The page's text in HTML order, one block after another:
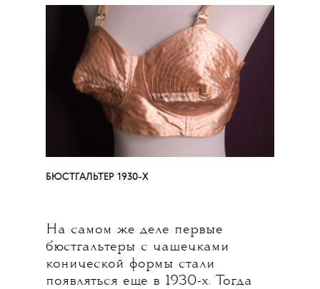
БЮСТГАЛЬТЕР 1930-Х
На самом же деле первые
бюстгальтеры с чашечками
конической формы стали
появляться еще в 1930-х. Тогда